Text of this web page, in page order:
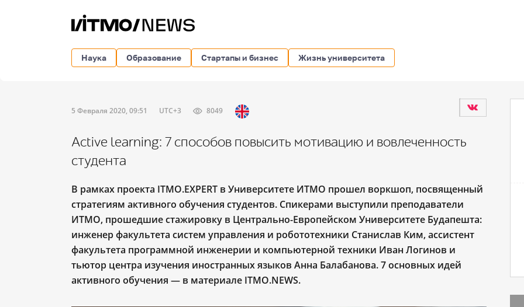
Наука Образование Стартапы и бизнес Жизнь университета
5 Февраля 2020, 09:51 UTC+3 8049
Active learning: 7 способов повысить мотивацию и вовлеченность
студента
В рамках проекта ITMO.EXPERT в Университете ИТМО прошел воркшоп, посвященный
стратегиям активного обучения студентов. Спикерами выступили преподаватели
ИТМО, прошедшие стажировку в Центрально-Европейском Университете Будапешта:
инженер факультета систем управления и робототехники Станислав Ким, ассистент
факультета программной инженерии и компьютерной техники Иван Логинов и
тьютор центра изучения иностранных языков Анна Балабанова. 7 основных идей
активного обучения — в материале ITMO.NEWS.